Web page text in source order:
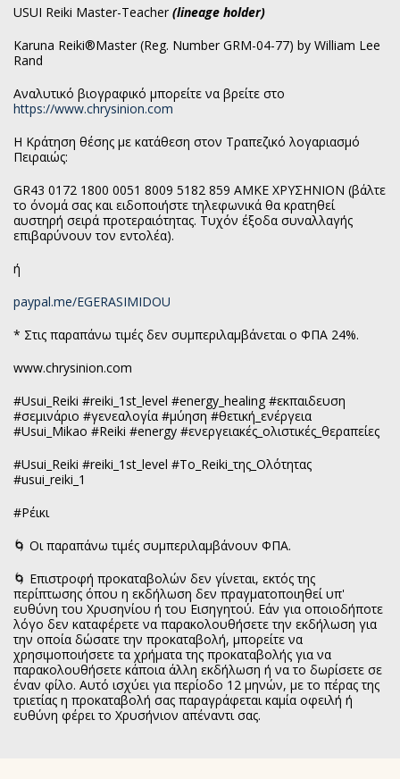
USUI Reiki Master-Teacher (lineage holder)
Karuna Reiki®Master (Reg. Number GRM-04-77) by William Lee
Rand
Αναλυτικό βιογραφικό μπορείτε να βρείτε στο
https://www.chrysinion.com
Η Κράτηση θέσης με κατάθεση στον Τραπεζικό λογαριασμό
Πειραιώς:
GR43 0172 1800 0051 8009 5182 859 ΑΜΚΕ ΧΡΥΣΗΝΙΟΝ (βάλτε
το όνομά σας και ειδοποιήστε τηλεφωνικά θα κρατηθεί
αυστηρή σειρά προτεραιότητας. Tυχόν έξοδα συναλλαγής
επιβαρύνουν τον εντολέα).
ή
paypal.me/EGERASIMIDOU
* Στις παραπάνω τιμές δεν συμπεριλαμβάνεται ο ΦΠΑ 24%.
www.chrysinion.com
#Usui_Reiki #reiki_1st_level #energy_healing #εκπαιδευση
#σεμινάριο #γενεαλογία #μύηση #θετική_ενέργεια
#Usui_Mikao #Reiki #energy #ενεργειακές_ολιστικές_θεραπείες
#Usui_Reiki #reiki_1st_level #Το_Reiki_της_Ολότητας
#usui_reiki_1
#Ρέικι
🌀 Οι παραπάνω τιμές συμπεριλαμβάνουν ΦΠΑ.
🌀 Επιστροφή προκαταβολών δεν γίνεται, εκτός της
περίπτωσης όπου η εκδήλωση δεν πραγματοποιηθεί υπ'
ευθύνη του Χρυσηνίου ή του Εισηγητού. Εάν για οποιοδήποτε
λόγο δεν καταφέρετε να παρακολουθήσετε την εκδήλωση για
την οποία δώσατε την προκαταβολή, μπορείτε να
χρησιμοποιήσετε τα χρήματα της προκαταβολής για να
παρακολουθήσετε κάποια άλλη εκδήλωση ή να το δωρίσετε σε
έναν φίλο. Αυτό ισχύει για περίοδο 12 μηνών, με το πέρας της
τριετίας η προκαταβολή σας παραγράφεται καμία οφειλή ή
ευθύνη φέρει το Χρυσήνιον απέναντι σας.